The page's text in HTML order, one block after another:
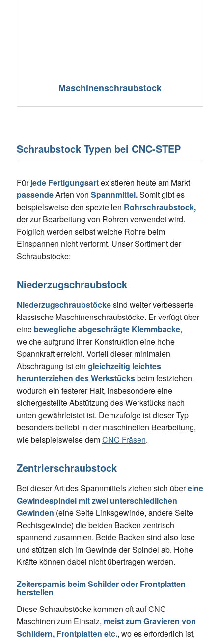
Maschinenschraubstock
Schraubstock Typen bei CNC-STEP
Fürjede Fertigungsartexistieren heute am Markt
passendeArten von Spannmittel.Somit gibt es
beispielsweise den speziellen Rohrschraubstock,
der zur Bearbeitung von Rohren verwendet wird.
Folglich werden selbst weiche Rohre beim
Einspannen nicht verformt. Unser Sortiment der
Schraubstöcke:
Niederzugschraubstock
Niederzugschraubstöckesind weiter verbesserte
klassische Maschinenschraubstöcke. Er verfügt über
eine bewegliche abgeschrägte Klemmbacke,
welche aufgrund ihrer Konstruktion eine hohe
Spannkraft erreicht. Vorteil dieser minimalen
Abschrägung ist ein gleichzeitig leichtes
herunterziehen des Werkstücksbeim festziehen,
wodurch ein festerer Halt, insbesondere eine
sichergestellte Abstützung des Werkstücks nach
unten gewährleistet ist. Demzufolge ist dieser Typ
besonders beliebt in der maschinellen Bearbeitung,
wie beispielsweise demCNC Fräsen.
Zentrierschraubstock
Bei dieser Art des Spannmittels ziehen sich übereine
Gewindespindel mit zwei unterschiedlichen
Gewinden (eine Seite Linksgewinde, andere Seite
Rechtsgewinde) die beiden Backen zentrisch
spannend zusammen. Beide Backen sind also lose
und stützen sich im Gewinde der Spindel ab. Hohe
Kräfte können dabei nicht übertragen werden.
Zeitersparnis beim Schilder oder Frontplatten
herstellen
Diese Schraubstöcke kommen oft auf CNC
Maschinen zum Einsatz, meist zumGravieren von
Schildern, Frontplatten etc., wo es erforderlich ist,